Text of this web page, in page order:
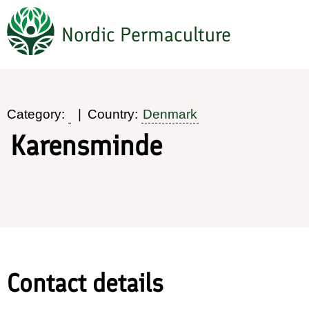
Hoppa
till
huvudinnehåll
Nordic Permaculture
Category: Country: Denmark
Karensminde
Contact details